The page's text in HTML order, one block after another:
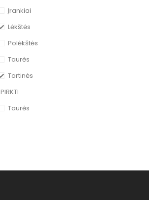
Įrankiai
Lėkštės
Polėkštės
Taurės
Tortinės
PIRKTI
Taurės